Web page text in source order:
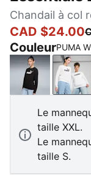
Chandail à col
CAD $24.00
CouleurPUMA
PUMA Black
Le
taille XXL.
Le
taille S.